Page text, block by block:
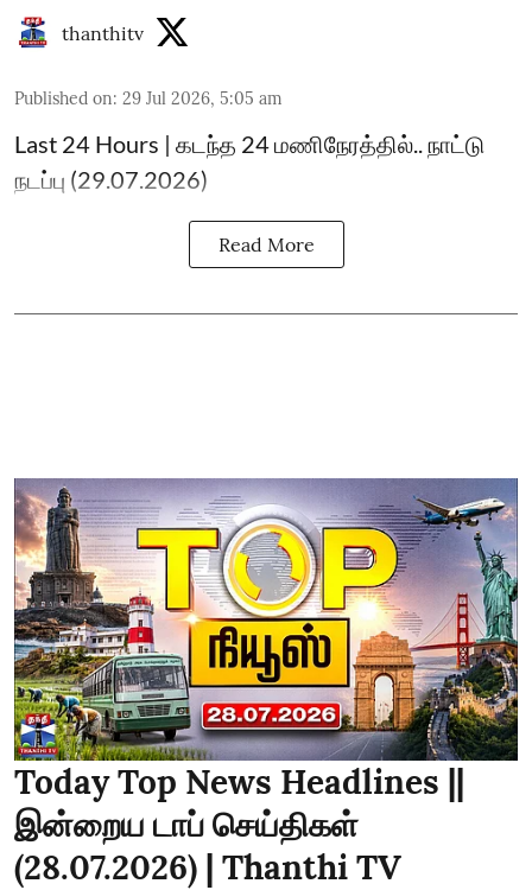
thanthitv
Published on: 29 Jul 2026, 5:05 am
Last 24 Hours | கடந்த 24 மணிநேரத்தில்.. நாட்டு
நடப்பு (29.07.2026)
Read More
Today Top News Headlines ||
இன்றைய டாப் செய்திகள்
(28.07.2026) | Thanthi TV